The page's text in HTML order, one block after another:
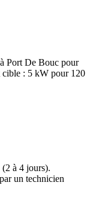
Port De Bouc pour
cible : 5 kW pour 120
(2 à 4 jours).
un technicien